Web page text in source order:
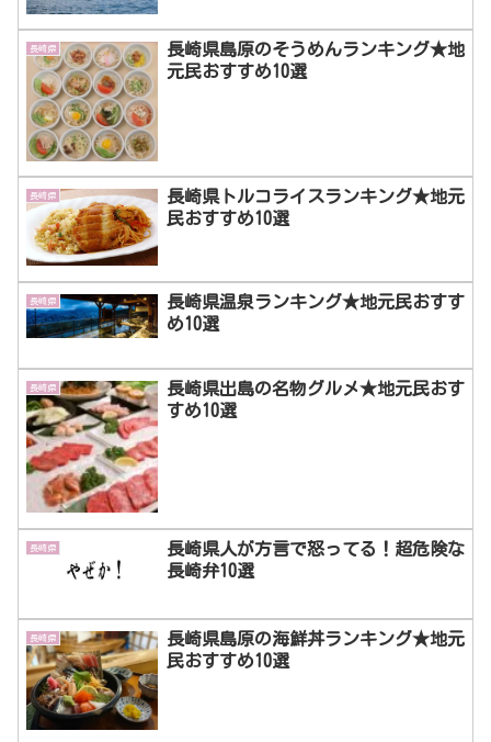
長崎県
長崎県島原のそうめんランキング★地
元民おすすめ10選
長崎県
長崎県トルコライスランキング★地元
民おすすめ10選
長崎県
長崎県温泉ランキング★地元民おすす
め10選
長崎県
長崎県出島の名物グルメ★地元民おす
すめ10選
長崎県
長崎県人が方言で怒ってる！超危険な
長崎弁10選
長崎県
長崎県島原の海鮮丼ランキング★地元
民おすすめ10選